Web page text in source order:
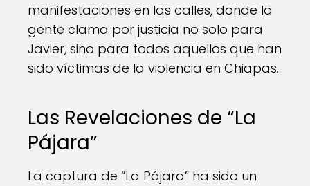
manifestaciones en las calles, donde la
gente clama por justicia no solo para
Javier, sino para todos aquellos que han
sido víctimas de la violencia en Chiapas.
Las Revelaciones de “La
Pájara”
La captura de “La Pájara” ha sido un